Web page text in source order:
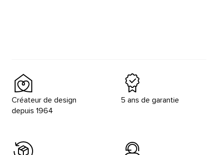
Créateur de design
depuis 1964
5 ans de garantie